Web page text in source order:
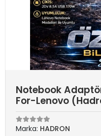
Notebook
For-Lenovo
Marka: HADRON